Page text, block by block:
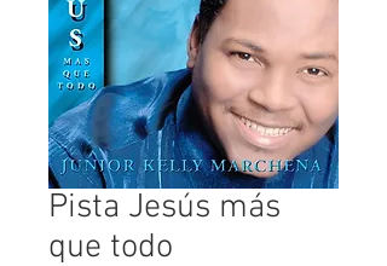
Pista Jesús más
que todo